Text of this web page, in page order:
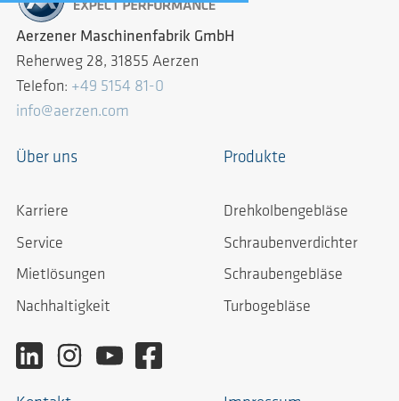
Aerzener Maschinenfabrik GmbH
Reherweg 28, 31855 Aerzen
Telefon: +49 5154 81-0
info@aerzen.com
Über uns
Karriere
Service
Mietlösungen
Nachhaltigkeit
Produkte
Drehkolbengebläse
Schraubenverdichter
Schraubengebläse
Turbogebläse